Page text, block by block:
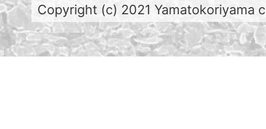
Copyright (c) 2021 Yamatokoriyama